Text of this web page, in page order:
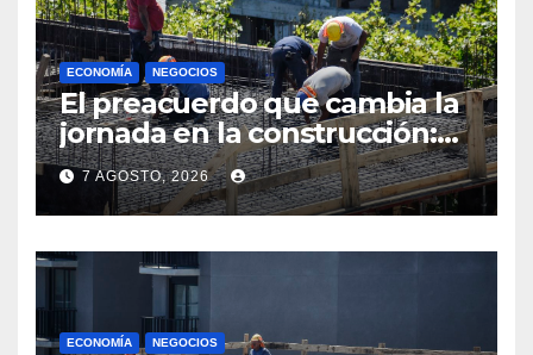
ECONOMÍA NEGOCIOS
El preacuerdo que cambia la
jornada en la construcción:
menos horas, subas reales y
convenio hasta 2031
7 AGOSTO, 2026
ECONOMÍA NEGOCIOS